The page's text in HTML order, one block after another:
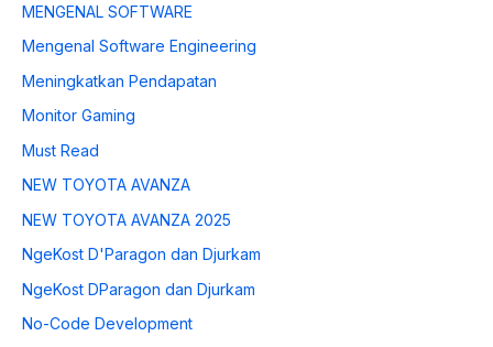
MENGENAL SOFTWARE
Mengenal Software Engineering
Meningkatkan Pendapatan
Monitor Gaming
Must Read
NEW TOYOTA AVANZA
NEW TOYOTA AVANZA 2025
NgeKost D'Paragon dan Djurkam
NgeKost DParagon dan Djurkam
No-Code Development